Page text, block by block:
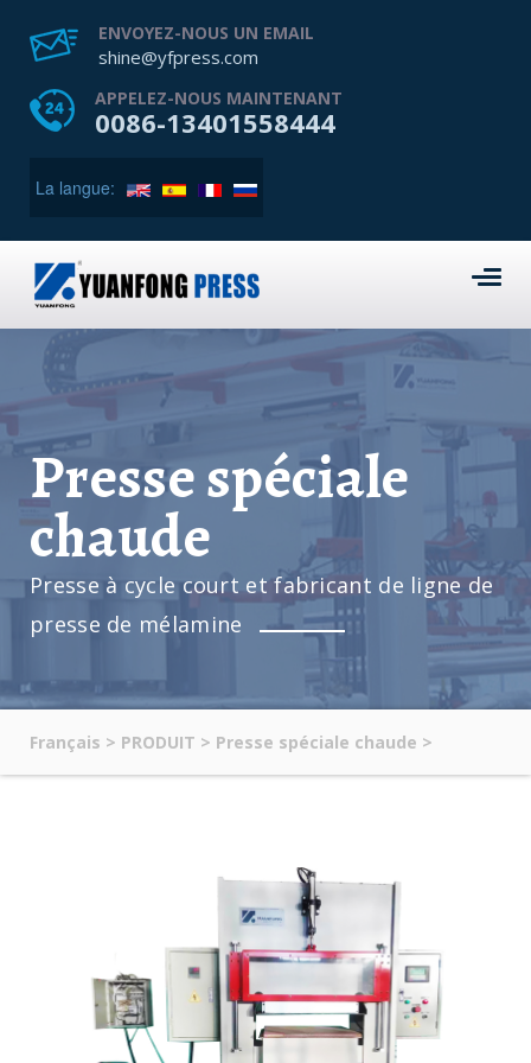
ENVOYEZ-NOUS UN EMAIL
shine@yfpress.com
APPELEZ-NOUS MAINTENANT
0086-13401558444
La langue:
Presse spéciale
chaude
Presse à cycle court et fabricant de ligne de
presse de mélamine
Français > PRODUIT > Presse spéciale chaude >